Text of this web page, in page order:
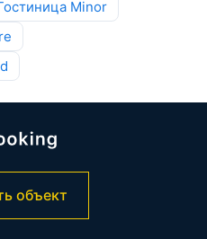
Minor
объект